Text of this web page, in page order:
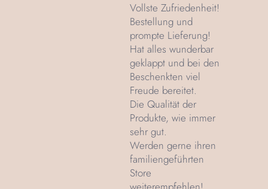
Vollste Zufriedenheit!
Bestellung und
prompte Lieferung!
Hat alles wunderbar
geklappt und bei den
Beschenkten viel
Freude bereitet.
Die Qualität der
Produkte, wie immer
sehr gut.
Werden gerne ihren
familiengeführten
Store